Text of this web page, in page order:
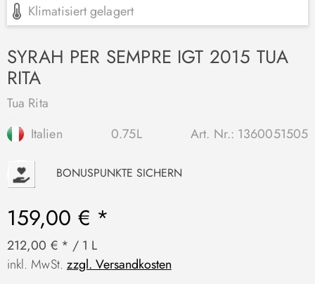
Klimatisiert gelagert
SYRAH PER SEMPRE IGT 2015 TUA
RITA
Tua Rita
Italien
0.75L Art. Nr.: 1360051505
P BONUSPUNKTE SICHERN
159,00 € *
212,00 € * / 1 L
inkl. MwSt. zzgl. Versandkosten